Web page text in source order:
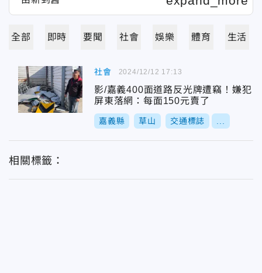
全部 即時 要聞 社會 娛樂 體育 生活
社會
影/嘉義400面道路反光牌遭竊！嫌犯
屏東落網：每面150元賣了
嘉義縣 草山 交通標誌
2024/12/12 17:13
相關標籤：